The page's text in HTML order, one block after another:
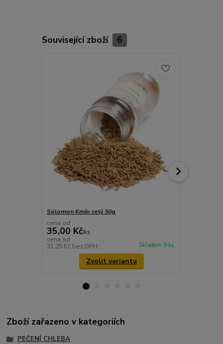
Související zboží 6
Solomon Kmín celý 30g
cena od
35,00 Kč/ks
cena od
31,25 Kč bez DPH Skladem 9 ks
Zvolit variantu
Zboží zařazeno v kategoriích
PEČENÍ CHLEBA